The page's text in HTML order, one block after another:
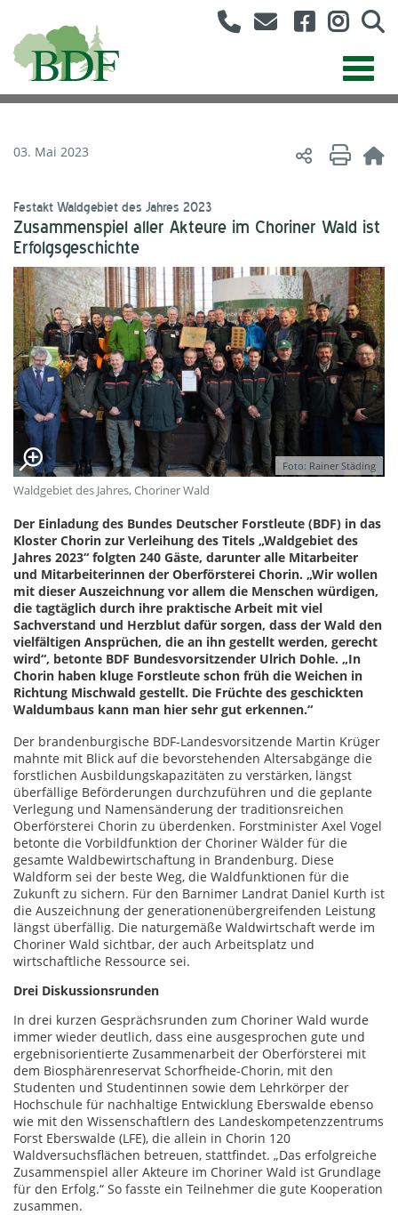
03. Mai 2023
Festakt Waldgebiet des Jahres 2023
Zusammenspiel aller Akteure im Choriner Wald ist
Erfolgsgeschichte
Foto: Rainer Städing
Waldgebiet des Jahres, Choriner Wald
Der Einladung des Bundes Deutscher Forstleute (BDF) in das
Kloster Chorin zur Verleihung des Titels „Waldgebiet des
Jahres 2023“ folgten 240 Gäste, darunter alle Mitarbeiter
und Mitarbeiterinnen der Oberförsterei Chorin. „Wir wollen
mit dieser Auszeichnung vor allem die Menschen würdigen,
die tagtäglich durch ihre praktische Arbeit mit viel
Sachverstand und Herzblut dafür sorgen, dass der Wald den
vielfältigen Ansprüchen, die an ihn gestellt werden, gerecht
wird“, betonte BDF Bundesvorsitzender Ulrich Dohle. „In
Chorin haben kluge Forstleute schon früh die Weichen in
Richtung Mischwald gestellt. Die Früchte des geschickten
Waldumbaus kann man hier sehr gut erkennen.“
Der brandenburgische BDF-Landesvorsitzende Martin Krüger
mahnte mit Blick auf die bevorstehenden Altersabgänge die
forstlichen Ausbildungskapazitäten zu verstärken, längst
überfällige Beförderungen durchzuführen und die geplante
Verlegung und Namensänderung der traditionsreichen
Oberförsterei Chorin zu überdenken. Forstminister Axel Vogel
betonte die Vorbildfunktion der Choriner Wälder für die
gesamte Waldbewirtschaftung in Brandenburg. Diese
Waldform sei der beste Weg, die Waldfunktionen für die
Zukunft zu sichern. Für den Barnimer Landrat Daniel Kurth ist
die Auszeichnung der generationenübergreifenden Leistung
längst überfällig. Die naturgemäße Waldwirtschaft werde im
Choriner Wald sichtbar, der auch Arbeitsplatz und
wirtschaftliche Ressource sei.
Drei Diskussionsrunden
In drei kurzen Gesprächsrunden zum Choriner Wald wurde
immer wieder deutlich, dass eine ausgesprochen gute und
ergebnisorientierte Zusammenarbeit der Oberförsterei mit
dem Biosphärenreservat Schorfheide-Chorin, mit den
Studenten und Studentinnen sowie dem Lehrkörper der
Hochschule für nachhaltige Entwicklung Eberswalde ebenso
wie mit den Wissenschaftlern des Landeskompetenzzentrums
Forst Eberswalde (LFE), die allein in Chorin 120
Waldversuchsflächen betreuen, stattfindet. „Das erfolgreiche
Zusammenspiel aller Akteure im Choriner Wald ist Grundlage
für den Erfolg.“ So fasste ein Teilnehmer die gute Kooperation
zusammen.